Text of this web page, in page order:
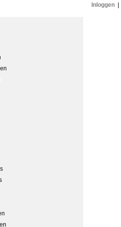
Inloggen